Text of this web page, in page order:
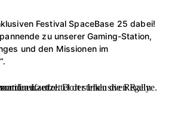
Festival SpaceBase 25 dabei!
zu unserer Gaming-Station,
und den Missionen im